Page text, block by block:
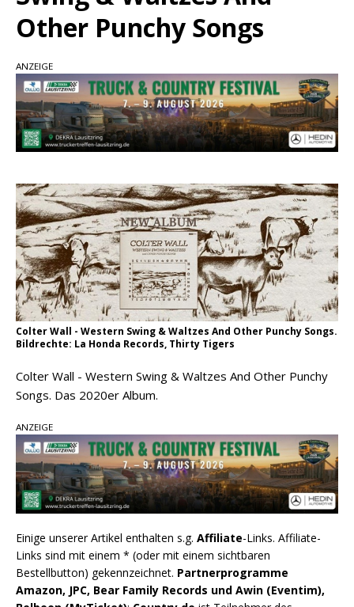
Parton, Bill Anderson und Shaboozey im Fokus
Chris Johnson & The Hollywood Hillbillies
Ahead“ an
Danke für Euer Vertrauen: Country.de erreicht
täglich rund 10.000 Leser
Other Punchy Songs
ANZEIGE
Colter Wall - Western Swing & Waltzes And Other Punchy Songs.
Bildrechte: La Honda Records, Thirty Tigers
Colter Wall - Western Swing & Waltzes And Other Punchy
Songs. Das 2020er Album.
ANZEIGE
Einige unserer Artikel enthalten s.g. Affiliate-Links. Affiliate-
Links sind mit einem * (oder mit einem sichtbaren
Bestellbutton) gekennzeichnet. Partnerprogramme
Amazon, JPC, Bear Family Records und Awin (Eventim),